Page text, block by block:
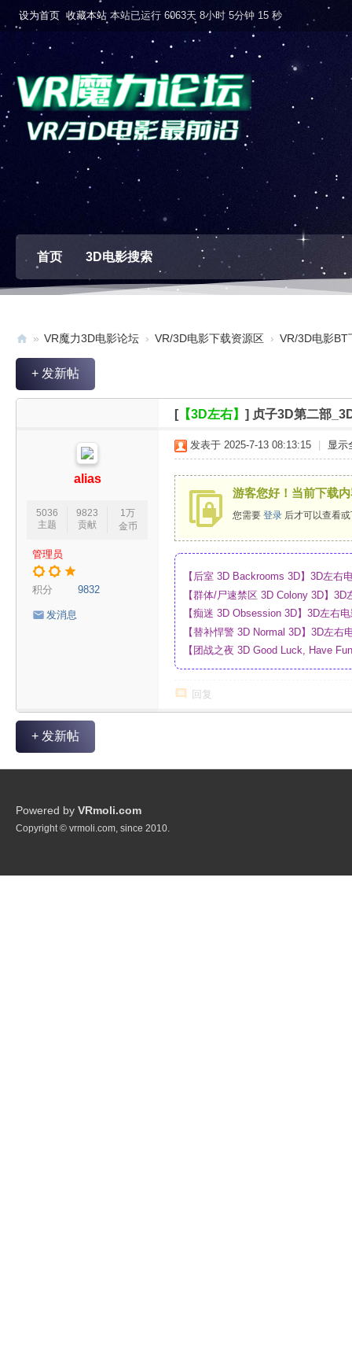
设为首页 收藏本站 本站已运行 6063天 8小时 5分钟 16 秒
首页 3D电影搜索
V
» VR魔力3D电影论坛 › VR/3D电影下载资源区 › VR/3D电影BT
+ 发新帖
[【3D左右】 ] 贞子3D第二部
alias
5036
主题
9823
贡献
1万
金币
管理员
积分 9832
发消息
发表于 2025-7-13 08:13:15 显示
游客您好！当前下载
您需要 登录 后才可以查看
【后室 3D Backrooms 3D】3D左右
【群体/尸速禁区 3D Colony 3D】
_网盘
【痴迷 3D Obsession 3D】3D左右
【替补悍警 3D Normal 3D】3D左
【团战之夜 3D Good Luck, Have
回复
+ 发新帖
Powered by VRmoli.com
Copyright © vrmoli.com, since 2010.